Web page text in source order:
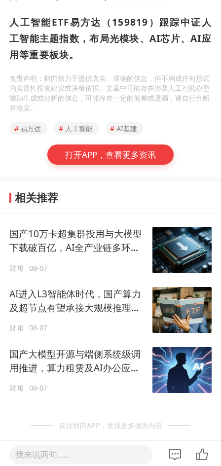
人工智能ETF易方达（159819）跟踪中证人
工智能主题指数，布局光模块、AI芯片、AI应
用等重要板块。
免责声明：财闻致力于提供真实、准确的信息，但不构成任何形式
的实质性投资建议或决策依据。文章中可能存在涉及人工智能模型
辅助生成或分析的信息，可能存在一定的偏差或遗漏，请自行判断
并核实。
#易方达 # 人工智能 # AI基建
打开APP，查看更多资讯
相关推荐
国产10万卡超集群投用与大模型
下载破百亿，AI全产业链多环节
财闻 08-07
AI进入L3智能体时代，国产算力
及超节点有望承接大规模推理需
求
财闻 08-07
国产大模型开源与端侧系统级调
用推进，算力租赁及AI办公应用
财闻 08-07
前往财闻APP，发现更多优质内容
我来说两句......